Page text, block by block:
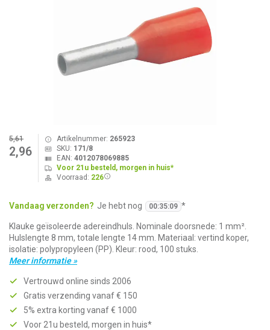
5,61
2,96
Artikelnummer: 265923
SKU: 171/8
EAN: 4012078069885
Voor 21u besteld, morgen in huis*
Voorraad: 226
Vandaag verzonden? Je hebt nog 00:35:09 *
Klauke geïsoleerde adereindhuls. Nominale doorsnede: 1 mm².
Hulslengte 8 mm, totale lengte 14 mm. Materiaal: vertind koper,
isolatie: polypropyleen (PP). Kleur: rood, 100 stuks.
Meer informatie »
Vertrouwd online sinds 2006
Gratis verzending vanaf € 150
5% extra korting vanaf € 1000
Voor 21u besteld, morgen in huis*